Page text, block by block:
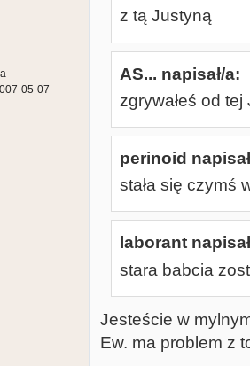
05-07
z tą Justyną
AS... napisał/a:
zgrywałeś od tej
perinoid
stała się czymś
laborant
stara babcia
Jesteście w
Ew. ma problem z